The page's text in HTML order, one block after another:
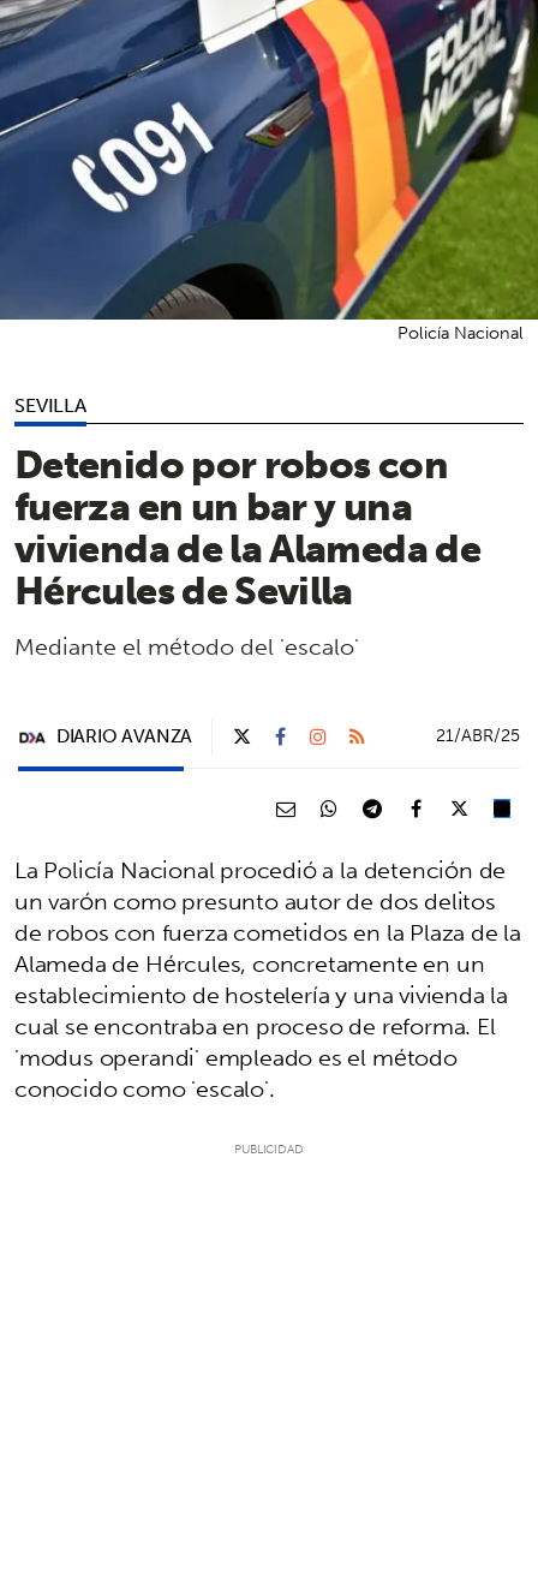
SEVILLA
Detenido por robos con
fuerza en un bar y una
vivienda de la Alameda de
Hércules de Sevilla
Mediante el método del 'escalo'
Policía Nacional
DIARIO AVANZA 21/ABR/25
La Policía Nacional procedió a la detención de
un varón como presunto autor de dos delitos
de robos con fuerza cometidos en la Plaza de la
Alameda de Hércules, concretamente en un
establecimiento de hostelería y una vivienda la
cual se encontraba en proceso de reforma. El
'modus operandi' empleado es el método
conocido como 'escalo'.